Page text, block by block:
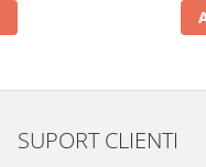
SUPORT CLIENTI